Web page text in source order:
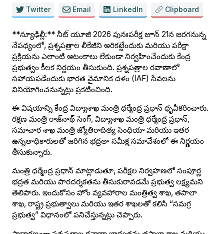
Twitter Email LinkedIn Clipboard
**న్యూఢిల్లీ:** నీట్ యూజీ 2026 పునఃపరీక్ష జూన్ 21న జరగనున్న
నేపథ్యంలో, ప్రశ్నపత్రాల లీకేజీని అరికట్టేందుకు మరియు పరీక్షా
ప్రక్రియను ఎలాంటి ఆటంకాలు లేకుండా నిర్వహించేందుకు కేంద్ర
ప్రభుత్వం కీలక నిర్ణయం తీసుకుంది. ప్రశ్నపత్రాల రవాణాలో
సహాయపడేందుకు భారత వైమానిక దళం (IAF) సేవలను
వినియోగించనున్నట్లు ప్రకటించింది.
ఈ విషయాన్ని కేంద్ర విద్యాశాఖ మంత్రి ధర్మేంద్ర ప్రధాన్ ధృవీకరించారు.
రక్షణ మంత్రి రాజ్‌నాథ్ సింగ్, విద్యాశాఖ మంత్రి ధర్మేంద్ర ప్రధాన్,
సమాచార శాఖ మంత్రి జ్యోతిరాదిత్య సింధియా మరియు ఇతర
ఉన్నతాధికారులతో జరిగిన భద్రతా సమీక్ష సమావేశంలో ఈ నిర్ణయం
తీసుకున్నారు.
మంత్రి ధర్మేంద్ర ప్రధాన్ మాట్లాడుతూ, పరీక్షల నిర్వహణలో సంపూర్ణ
భద్రత మరియు పారదర్శకతను తీసుకురావడమే ప్రభుత్వ లక్ష్యమని
తెలిపారు. ఇందుకోసం హోం వ్యవహారాల మంత్రిత్వ శాఖ, తపాలా
శాఖ, రాష్ట్ర ప్రభుత్వాలు మరియు ఇతర శాఖలతో కలిసి “సమగ్ర
ప్రభుత్వ” విధానంలో పనిచేస్తున్నట్లు చెప్పారు.